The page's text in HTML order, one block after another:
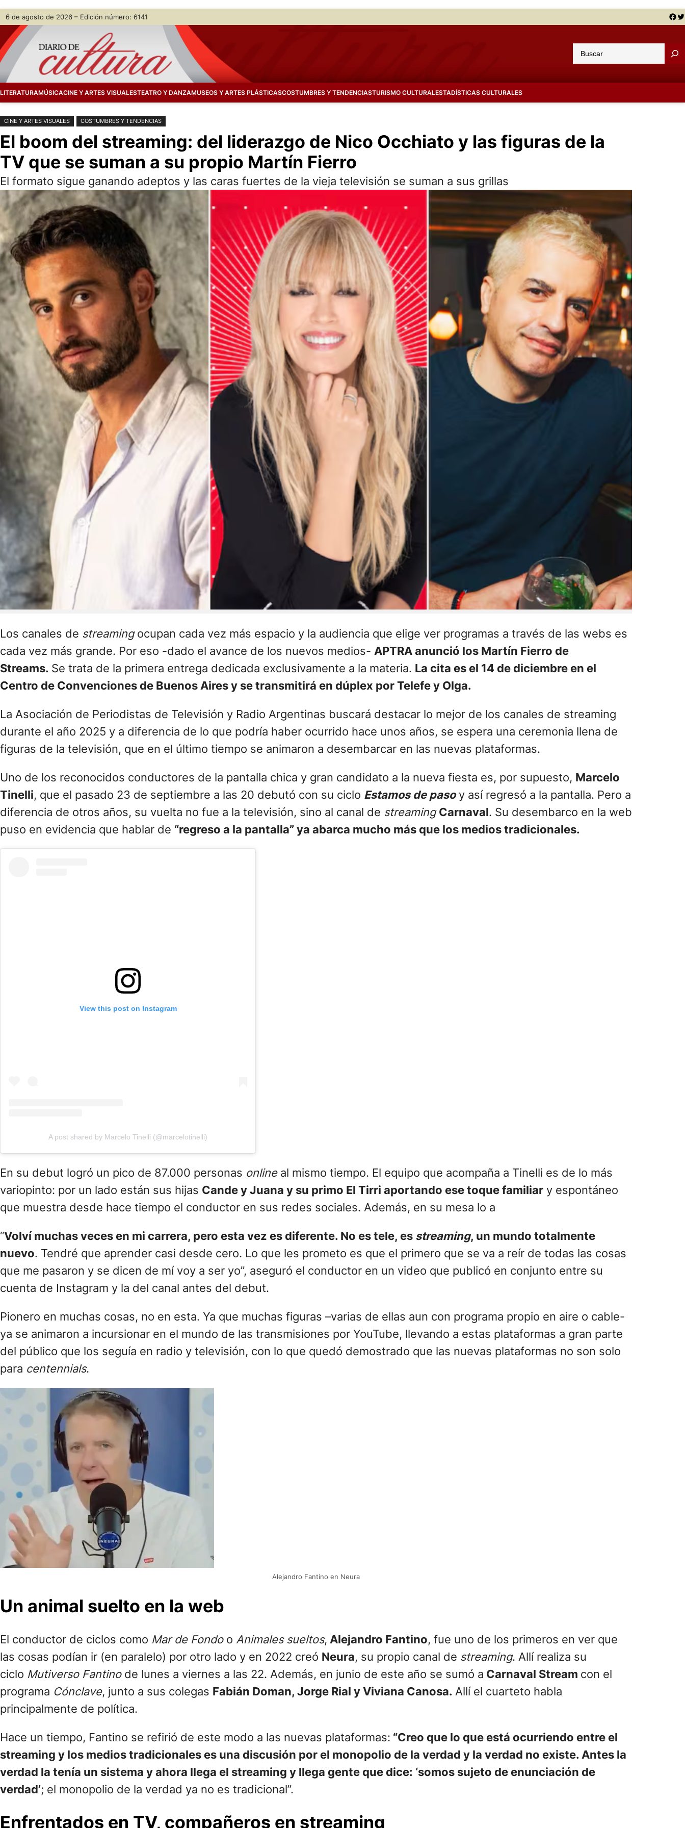
Saltar
contenido
Skip
content
6 de agosto de 2026 – Edición número: 6141 Facebook Twitter
u
a
LITERATURAMÚSICACINE Y ARTES VISUALESTEATRO Y DANZAMUSEOS Y ARTES PLÁSTICASCOSTUMBRES Y TENDENCIASTURISMO CULTURALESTADÍSTICAS CULTURALES
CINE Y ARTES VISUALES COSTUMBRES Y TENDENCIAS
El boom del streaming: del liderazgo de Nico Occhiato y las figuras de la
TV que se suman a su propio Martín Fierro
El formato sigue ganando adeptos y las caras fuertes de la vieja televisión se suman a sus grillas
Los canales de streamingocupan cada vez más espacio y la audiencia que elige ver programas a través de las webs es
cada vez más grande. Por eso -dado el avance de los nuevos medios- APTRA anunció los Martín Fierro de
Streams. Se trata de la primera entrega dedicada exclusivamente a la materia. La cita es el 14 de diciembre en el
Centro de Convenciones de Buenos Aires y se transmitirá en dúplex por Telefe y Olga.
La Asociación de Periodistas de Televisión y Radio Argentinas buscará destacar lo mejor de los canales de streaming
durante el año 2025 y a diferencia de lo que podría haber ocurrido hace unos años, se espera una ceremonia llena de
figuras de la televisión, que en el último tiempo se animaron a desembarcar en las nuevas plataformas.
Uno de los reconocidos conductores de la pantalla chica y gran candidato a la nueva fiesta es, por supuesto, Marcelo
Tinelli, que el pasado 23 de septiembre a las 20 debutó con su ciclo Estamos de pasoy así regresó a la pantalla. Pero a
diferencia de otros años, su vuelta no fue a la televisión, sino al canal de streamingCarnaval. Su desembarco en la web
puso en evidencia que hablar de “regreso a la pantalla” ya abarca mucho más que los medios tradicionales.
View this post on Instagram
A post shared by Marcelo Tinelli (@marcelotinelli)
En su debut logró un pico de 87.000 personas onlineal mismo tiempo. El equipo que acompaña a Tinelli es de lo más
variopinto: por un lado están sus hijas Cande y Juana y su primo El Tirri aportando ese toque familiar y espontáneo
que muestra desde hace tiempo el conductor en sus redes sociales. Además, en su mesa lo a
“Volví muchas veces en mi carrera, pero esta vez es diferente. No es tele, es streaming, un mundo totalmente
nuevo. Tendré que aprender casi desde cero. Lo que les prometo es que el primero que se va a reír de todas las cosas
que me pasaron y se dicen de mí voy a ser yo”, aseguró el conductor en un video que publicó en conjunto entre su
cuenta de Instagram y la del canal antes del debut.
Pionero en muchas cosas, no en esta. Ya que muchas figuras –varias de ellas aun con programa propio en aire o cable-
ya se animaron a incursionar en el mundo de las transmisiones por YouTube, llevando a estas plataformas a gran parte
del público que los seguía en radio y televisión, con lo que quedó demostrado que las nuevas plataformas no son solo
para centennials.
Alejandro Fantino en Neura
Un animal suelto en la web
El conductor de ciclos como Mar de Fondoo Animales sueltos, Alejandro Fantino, fue uno de los primeros en ver que
las cosas podían ir (en paralelo) por otro lado y en 2022 creó Neura, su propio canal de streaming. Allí realiza su
ciclo Mutiverso Fantinode lunes a viernes a las 22. Además, en junio de este año se sumó a Carnaval Stream con el
programa Cónclave, junto a sus colegas Fabián Doman, Jorge Rial y Viviana Canosa. Allí el cuarteto habla
principalmente de política.
Hace un tiempo, Fantino se refirió de este modo a las nuevas plataformas: “Creo que lo que está ocurriendo entre el
streaming y los medios tradicionales es una discusión por el monopolio de la verdad y la verdad no existe. Antes la
verdad la tenía un sistema y ahora llega el streaming y llega gente que dice: ‘somos sujeto de enunciación de
verdad’; el monopolio de la verdad ya no es tradicional”.
Enfrentados en TV, compañeros en streaming